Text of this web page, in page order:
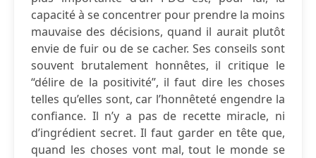
capacité à se concentrer pour prendre la moins
mauvaise des décisions, quand il aurait plutôt
envie de fuir ou de se cacher. Ses conseils sont
souvent brutalement honnêtes, il critique le
“délire de la positivité”, il faut dire les choses
telles qu’elles sont, car l’honnêteté engendre la
confiance. Il n’y a pas de recette miracle, ni
d’ingrédient secret. Il faut garder en tête que,
quand les choses vont mal, tout le monde se